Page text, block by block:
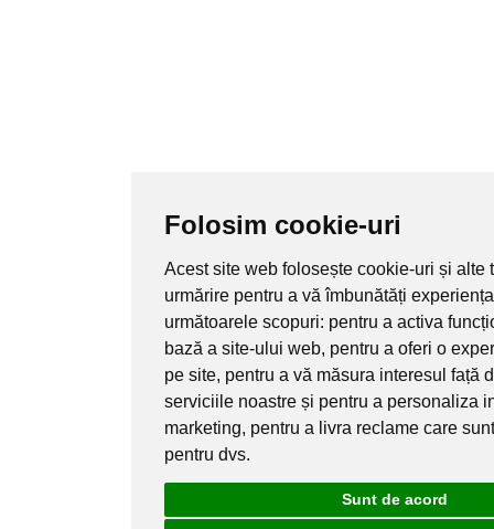
Folosim cookie-uri
Acest site web folosește cookie-uri și alte
urmărire pentru a vă îmbunătăți
următoarele scopuri: pentru a activa
bază a site-ului web, pentru a oferi o
pe site, pentru a vă măsura interesul față
serviciile noastre și pentru a personaliza
marketing, pentru a livra reclame care
pentru dvs.
Sunt de acord